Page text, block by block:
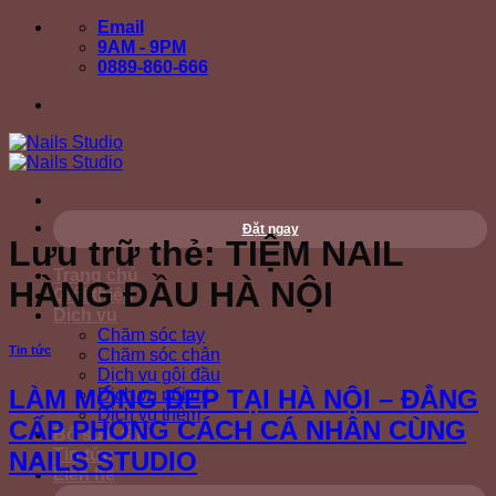
Email
9AM - 9PM
0889-860-666
Đặt ngay
Trang chủ
Giới thiệu
Dịch vụ
Chăm sóc tay
Chăm sóc chân
Dịch vụ gội đầu
Dịch vụ nối mi
Dịch vụ thêm
Bộ sưu tập
Tin tức
Liên hệ
Lưu trữ thẻ: TIỆM NAIL
HÀNG ĐẦU HÀ NỘI
Tin tức
LÀM MÓNG ĐẸP TẠI HÀ NỘI – ĐẲNG
CẤP PHONG CÁCH CÁ NHÂN CÙNG
NAILS STUDIO